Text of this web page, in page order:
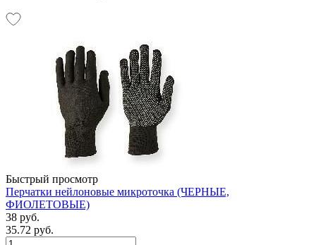
Быстрый просмотр
Перчатки нейлоновые микроточка (ЧЕРНЫЕ,
ФИОЛЕТОВЫЕ)
38 руб.
35.72 руб.